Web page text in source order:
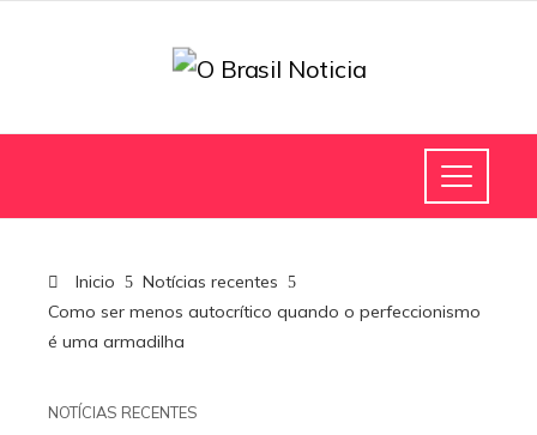
Inicio
Notícias recentes
Como ser menos autocrítico quando o perfeccionismo
é uma armadilha
NOTÍCIAS RECENTES